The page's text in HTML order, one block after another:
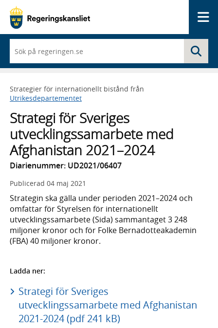
du
börjar
skriva
framträder
en
med
sökförslag
Strategier för internationellt bistånd från
Utrikesdepartementet
Strategi för Sveriges
utvecklingssamarbete med
Afghanistan 2021–2024
Diarienummer: UD2021/06407
Publicerad 04 maj 2021
Strategin ska gälla under perioden 2021–2024 och
omfattar för Styrelsen för internationellt
utvecklingssamarbete (Sida) sammantaget 3 248
miljoner kronor och för Folke Bernadotteakademin
(FBA) 40 miljoner kronor.
Ladda ner:
Strategi för Sveriges
utvecklingssamarbete med Afghanistan
2021-2024 (pdf 241 kB)